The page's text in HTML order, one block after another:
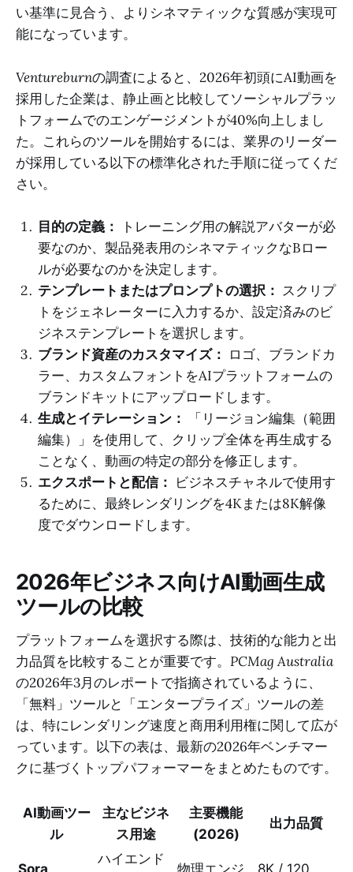
い基準に見合う、よりシネマティックな質感が実現可
能になっています。
Ventureburnの調査によると、2026年初頭にAI動画を
採用した企業は、静止画と比較してソーシャルプラッ
トフォームでのエンゲージメントが40%向上しまし
た。これらのツールを開始するには、業界のリーダー
が採用している以下の標準化された手順に従ってくだ
さい。
目的の定義：
トレーニング用の解説アバターが必
要なのか、製品発表用のシネマティックなBロー
ルが必要なのかを決定します。
テンプレートまたはプロンプトの選択： スクリプ
トをジェネレーターに入力するか、設定済みのビ
ジネステンプレートを選択します。
ブランド資産のカスタマイズ： ロゴ、ブランドカ
ラー、カスタムフォントをAIプラットフォームの
ブランドキットにアップロードします。
生成とイテレーション：
「リージョン編集（範囲
編集）」を使用して、クリップ全体を再生成する
ことなく、動画の特定の部分を修正します。
エクスポートと配信： ビジネスチャネルで使用す
るために、最終レンダリングを4Kまたは8K解像
度でダウンロードします。
2026年ビジネス向けAI動画生成
ツールの比較
プラットフォームを選択する際は、技術的な能力と出
力品質を比較することが重要です。 PCMag Australia
の2026年3月のレポートで指摘されているように、
「無料」ツールと「エンタープライズ」ツールの差
は、特にレンダリング速度と商用利用権に関して広が
っています。以下の表は、最新の2026年ベンチマー
クに基づくトップパフォーマーをまとめたものです。
AI動画ツー
ル
主なビジネ
ス用途
主要機能
(2026)
出力品質
ハイエンド